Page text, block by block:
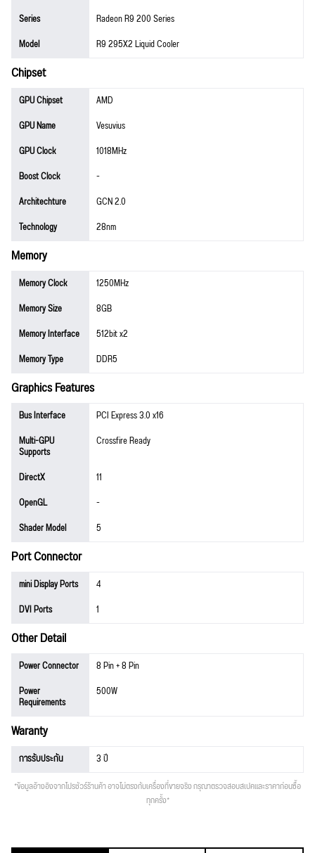
Series
Radeon R9 200 Series
Model
R9 295X2 Liquid Cooler
Chipset
GPU Chipset
AMD
GPU Name
Vesuvius
GPU Clock
1018MHz
Boost Clock
-
Architechture
GCN 2.0
Technology
28nm
Memory
Memory Clock
1250MHz
Memory Size
8GB
Memory Interface
512bit x2
Memory Type
DDR5
Graphics Features
Bus Interface
PCI Express 3.0 x16
Multi-GPU
Supports
Crossfire Ready
DirectX
11
OpenGL
-
Shader Model
5
Port Connector
mini Display Ports
4
DVI Ports
1
Other Detail
Power Connector
8 Pin + 8 Pin
Power
Requirements
500W
Waranty
การรับประกัน 3 ปี
*ข้อมูลอ้างอิงจากโปรชัวร์ร้านค้า อาจไม่ตรงกับเครื่องที่ขายจริง กรุณาตรวจสอบสเปคและราคาก่อนซื้อ
ทุกครั้ง*